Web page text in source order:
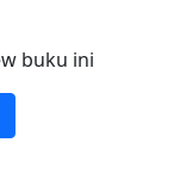
buku ini